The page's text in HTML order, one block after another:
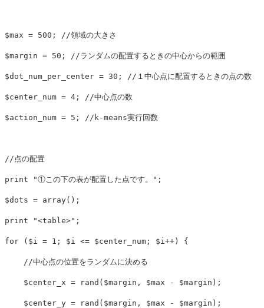
$max = 500 ; //領域の大きさ
$margin = 50 ; //ランダムの配置するときの中心からの範囲
$dot_num_per_center = 30 ; //１中心点に配置するときの点の数
$center_num = 4 ; //中心点の数
$action_num = 5 ; //k-means実行回数
//点の配置
print "①この下の表が配置した点です。" ;
$dots = array();
print "<table>" ;
for ( $i = 1 ; $i <= $center_num ; $i ++ ) {
//中心点の位置をランダムに決める
$center_x = rand ( $margin , $max - $margin );
$center_y = rand ( $margin , $max - $margin );